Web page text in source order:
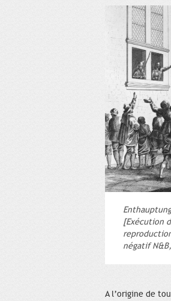
[Exécution
négatif
A l’origine de